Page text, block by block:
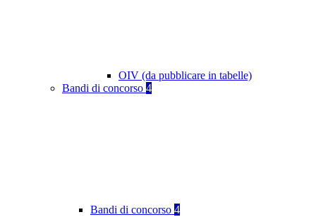
OIV (da pubblicare in tabelle)
Bandi di concorso 4
Bandi di concorso 4